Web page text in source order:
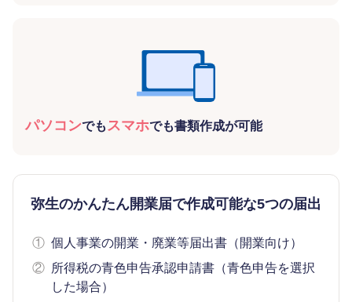
パソコンでも スマホでも書類作成が可能
弥生のかんたん開業届で作成可能な5つの届出
① 個人事業の開業・廃業等届出書（開業向け）
② 所得税の青色申告承認申請書（青色申告を選択
した場合）